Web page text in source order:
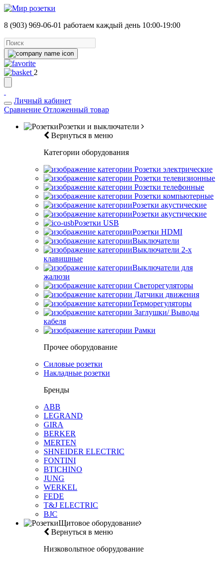
8 (903) 969-06-01 работаем каждый день 10:00-19:00
2
Личный кабинет
Сравнение Отложенный товар
Розетки и выключатели
Вернуться в меню
Категории оборудования
Розетки электрические
Розетки телевизионные
Розетки телефонные
Розетки компьютерные
Розетки акустические
Розетки акустические
Розетки USB
Розетки HDMI
Выключатели
Выключатели 2-х
клавишные
Выключатели для
жалюзи
Светорегуляторы
Датчики движения
Терморегуляторы
Заглушки/ Выводы
кабеля
Рамки
Прочее оборудование
Силовые розетки
Накладные розетки
Бренды
ABB
LEGRAND
GIRA
BERKER
MERTEN
SHNEIDER ELECTRIC
FONTINI
BTICHINO
JUNG
WERKEL
FEDE
T&J ELECTRIC
BJC
Щитовое оборудование
Вернуться в меню
Низковольтное оборудование